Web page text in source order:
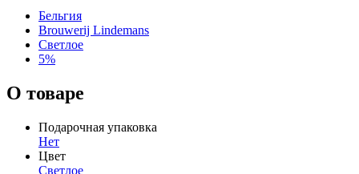
Бельгия
Brouwerij Lindemans
Светлое
5%
О товаре
Подарочная упаковка
Нет
Цвет
Светлое